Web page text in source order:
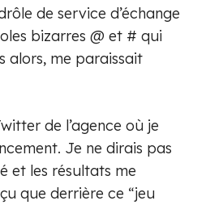
de service d’échange
bizarres @ et # qui
alors, me paraissait
de l’agence où je
Je ne dirais pas
et les résultats me
que derrière ce “jeu